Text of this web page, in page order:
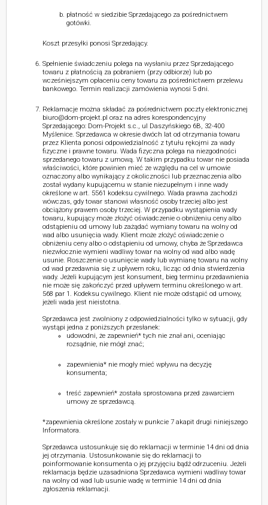
płatność w siedzibie Sprzedającego za pośrednictwem
gotówki.
Koszt przesyłki ponosi Sprzedający.
Spełnienie świadczeniu polega na wysłaniu przez Sprzedającego
towaru z płatnością za pobraniem (przy odbiorze) lub po
wcześniejszym opłaceniu ceny towaru za pośrednictwem przelewu
bankowego. Termin realizacji zamówienia wynosi 5 dni.
Reklamacje można składać za pośrednictwem poczty elektronicznej
biuro@dom-projekt.pl oraz na adres korespondencyjny
Sprzedającego: Dom-Projekt s.c., ul Daszyńskiego 6B, 32-400
Myślenice. Sprzedawca w okresie dwóch lat od otrzymania towaru
przez Klienta ponosi odpowiedzialność z tytułu rękojmi za wady
fizyczne i prawne towaru. Wada fizyczna polega na niezgodności
sprzedanego towaru z umową. W takim przypadku towar nie posiada
właściwości, które powinien mieć ze względu na cel w umowie
oznaczony albo wynikający z okoliczności lub przeznaczenia albo
został wydany kupującemu w stanie niezupełnym i inne wady
określone w art. 5561 kodeksu cywilnego. Wada prawna zachodzi
wówczas, gdy towar stanowi własność osoby trzeciej albo jest
obciążony prawem osoby trzeciej. W przypadku wystąpienia wady
towaru, kupujący może złożyć oświadczenie o obniżeniu ceny albo
odstąpieniu od umowy lub zażądać wymiany towaru na wolny od
wad albo usunięcia wady. Klient może złożyć oświadczenie o
obniżeniu ceny albo o odstąpieniu od umowy, chyba że Sprzedawca
niezwłocznie wymieni wadliwy towar na wolny od wad albo wadę
usunie. Roszczenie o usunięcie wady lub wymianę towaru na wolny
od wad przedawnia się z upływem roku, licząc od dnia stwierdzenia
wady. Jeżeli kupującym jest konsument, bieg terminu przedawnienia
nie może się zakończyć przed upływem terminu określonego w art.
568 par 1. Kodeksu cywilnego. Klient nie może odstąpić od umowy,
jeżeli wada jest nieistotna.
Sprzedawca jest zwolniony z odpowiedzialności tylko w sytuacji, gdy
wystąpi jedna z poniższych przesłanek:
udowodni, że zapewnień* tych nie znał ani, oceniając
rozsądnie, nie mógł znać;
zapewnienia* nie mogły mieć wpływu na decyzję
konsumenta;
treść zapewnień* została sprostowana przed zawarciem
umowy ze sprzedawcą.
*zapewnienia określone zostały w punkcie 7 akapit drugi niniejszego
Informatora.
Sprzedawca ustosunkuje się do reklamacji w terminie 14 dni od dnia
jej otrzymania. Ustosunkowanie się do reklamacji to
poinformowanie konsumenta o jej przyjęciu bądź odrzuceniu. Jeżeli
reklamacja będzie uzasadniona Sprzedawca wymieni wadliwy towar
na wolny od wad lub usunie wadę w terminie 14 dni od dnia
zgłoszenia reklamacji.